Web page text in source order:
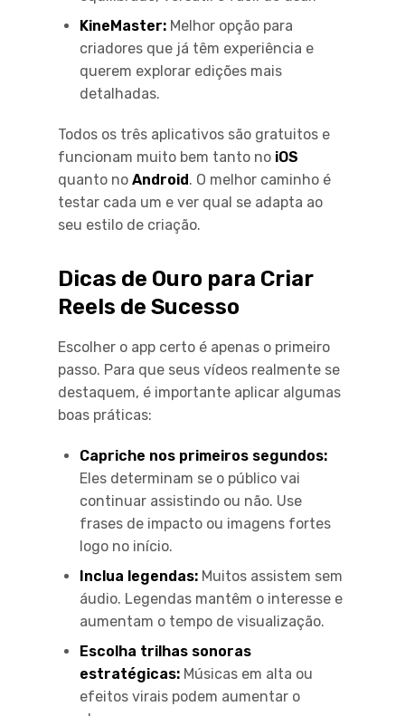
KineMaster: Melhor opção para
criadores que já têm experiência e
querem explorar edições mais
detalhadas.
Todos os três aplicativos são gratuitos e
funcionam muito bem tanto no iOS
quanto no Android. O melhor caminho é
testar cada um e ver qual se adapta ao
seu estilo de criação.
Dicas de Ouro para Criar
Reels de Sucesso
Escolher o app certo é apenas o primeiro
passo. Para que seus vídeos realmente se
destaquem, é importante aplicar algumas
boas práticas:
Capriche nos primeiros segundos:
Eles determinam se o público vai
continuar assistindo ou não. Use
frases de impacto ou imagens fortes
logo no início.
Inclua legendas: Muitos assistem sem
áudio. Legendas mantêm o interesse e
aumentam o tempo de visualização.
Escolha trilhas sonoras
estratégicas: Músicas em alta ou
efeitos virais podem aumentar o